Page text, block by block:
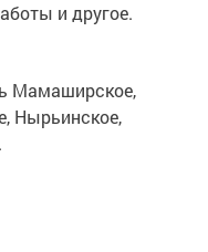
и другое.
Мамаширское,
Нырьинское,